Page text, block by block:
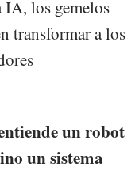
los gemelos
transformar a los
un robot
un sistema